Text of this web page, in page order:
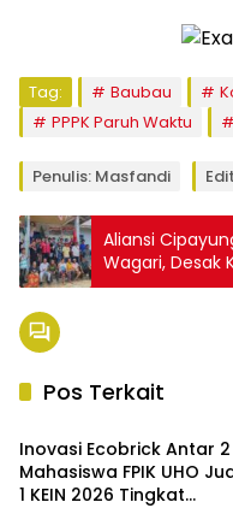
Tag: Baubau
PPPK Paruh Waktu
Penulis: Masfandi
Aliansi
Wagari, Desak
Pos Terkait
Berita
Inovasi Ecobrick Antar 2
Mahasiswa FPIK UHO
1 KEIN 2026 Tingkat
Berita